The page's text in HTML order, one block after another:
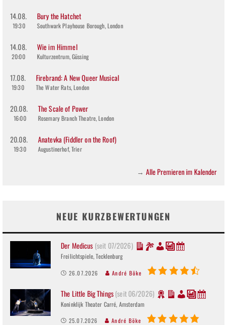
14.08.
19:30
Bury the Hatchet
Southwark Playhouse Borough, London
14.08.
20:00
Wie im Himmel
Kulturzentrum, Güssing
17.08.
19:30
Firebrand: A New Queer Musical
The Water Rats, London
20.08.
16:00
The Scale of Power
Rosemary Branch Theatre, London
20.08.
19:30
Anatevka (Fiddler on the Roof)
Augustinerhof, Trier
→ Alle Premieren im Kalender
NEUE KURZBEWERTUNGEN
Der Medicus (seit 07/2026)
Freilichtspiele, Tecklenburg
26.07.2026 André Böke
The Little Big Things(seit 06/2026)
Koninklijk Theater Carré, Amsterdam
25.07.2026 André Böke